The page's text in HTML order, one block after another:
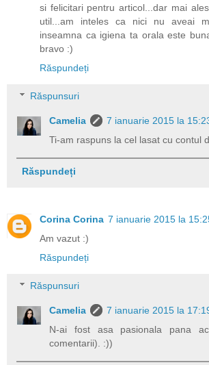
si felicitari pentru articol...dar mai
util...am inteles ca nici nu aveai
inseamna ca igiena ta orala este
bravo :)
Răspundeți
Răspunsuri
Camelia
7 ianuarie 2015 la
Ti-am raspuns la cel lasat cu contul
Răspundeți
Corina Corina 7 ianuarie 2015 la
Am vazut :)
Răspundeți
Răspunsuri
Camelia
7 ianuarie 2015 la
N-ai fost asa pasionala pana
comentarii). :))